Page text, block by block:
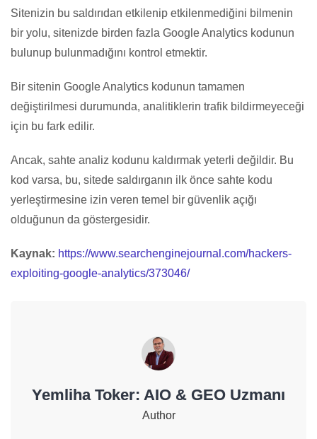
Sitenizin bu saldırıdan etkilenip etkilenmediğini bilmenin
bir yolu, sitenizde birden fazla Google Analytics kodunun
bulunup bulunmadığını kontrol etmektir.
Bir sitenin Google Analytics kodunun tamamen
değiştirilmesi durumunda, analitiklerin trafik bildirmeyeceği
için bu fark edilir.
Ancak, sahte analiz kodunu kaldırmak yeterli değildir. Bu
kod varsa, bu, sitede saldırganın ilk önce sahte kodu
yerleştirmesine izin veren temel bir güvenlik açığı
olduğunun da göstergesidir.
Kaynak: https://www.searchenginejournal.com/hackers-
exploiting-google-analytics/373046/
Yemliha Toker: AIO & GEO Uzmanı
Author